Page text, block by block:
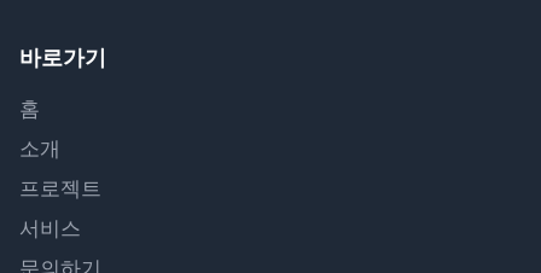
바로가기
홈
소개
프로젝트
서비스
문의하기